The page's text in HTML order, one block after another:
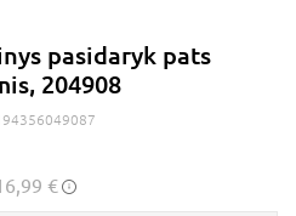
pasidaryk pats
204908
€